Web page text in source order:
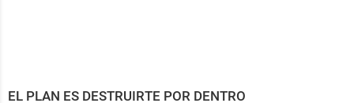
EL PLAN ES DESTRUIRTE POR DENTRO